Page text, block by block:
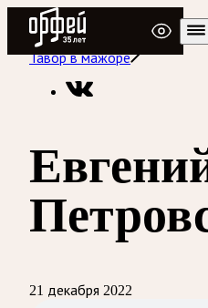
Радио Орфей
Радио классической
Тавор в мажоре
21 декабря 2022